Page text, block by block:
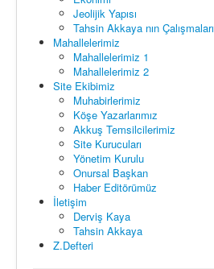
Jeolijik Yapısı
Tahsin Akkaya nın Çalışmaları
Mahallelerimiz
Mahallelerimiz 1
Mahallelerimiz 2
Site Ekibimiz
Muhabirlerimiz
Köşe Yazarlarımız
Akkuş Temsilcilerimiz
Site Kurucuları
Yönetim Kurulu
Onursal Başkan
Haber Editörümüz
İletişim
Derviş Kaya
Tahsin Akkaya
Z.Defteri